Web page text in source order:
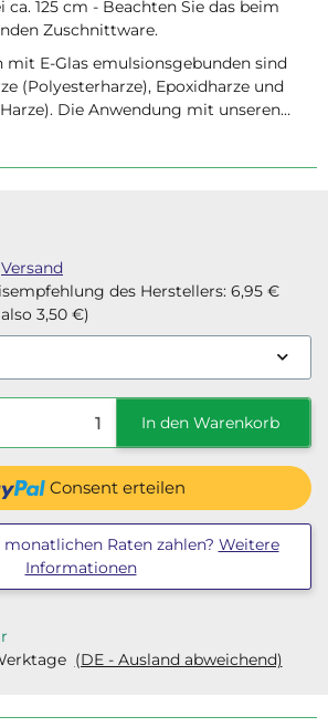
125 cm - Beachten Sie das beim
Zuschnittware.
mit E-Glas emulsionsgebunden sind
(Polyesterharze), Epoxidharze und
Die Anwendung mit unseren
von Acrylat ist ebenso möglich.
Versand
des Herstellers: 6,95 €
3,50 €)
In den Warenkorb
Consent erteilen
Raten zahlen? Weitere
Informationen
(DE - Ausland abweichend)